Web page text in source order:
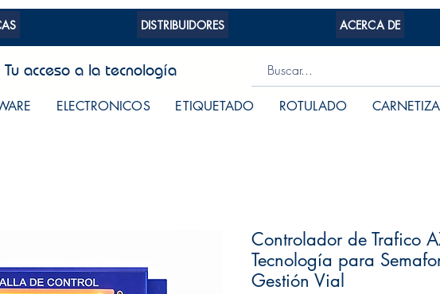
DISTRIBUIDORES ACERCA DE
Tu acceso a la tecnología
ELECTRONICOS ETIQUETADO ROTULADO
Controlador de Trafico
Tecnología para
Gestión Vial